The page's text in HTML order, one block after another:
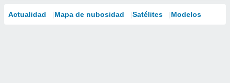
Actualidad Mapa de nubosidad Satélites Modelos